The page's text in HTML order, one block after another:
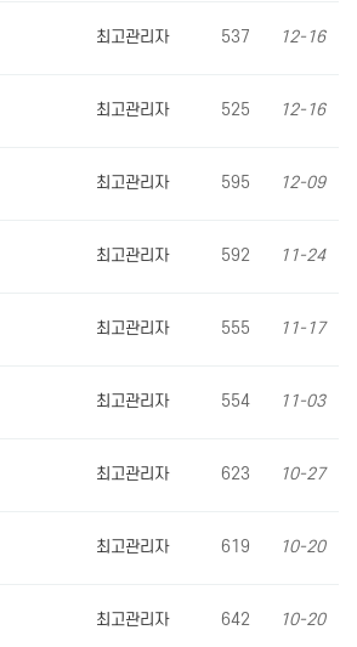
최고관리자 537 12-16
최고관리자 525 12-16
최고관리자 595 12-09
최고관리자 592 11-24
최고관리자 555 11-17
최고관리자 554 11-03
최고관리자 623 10-27
최고관리자 619 10-20
최고관리자 642 10-20